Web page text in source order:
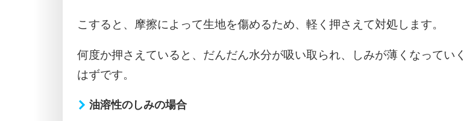
こすると、摩擦によって生地を傷めるため、軽く押さえて対処します。
何度か押さえていると、だんだん水分が吸い取られ、しみが薄くなっていく
はずです。
油溶性のしみの場合